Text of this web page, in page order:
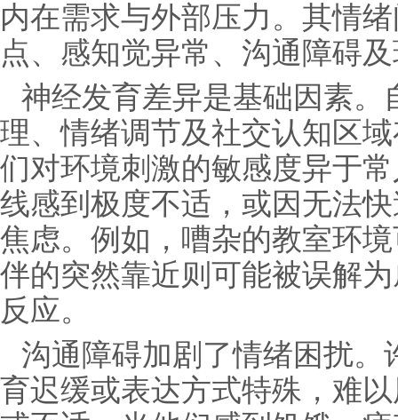
内在需求与外部压力。其情
点、感知觉异常、沟通障碍
神经发育差异是基础因素
理、情绪调节及社交认知区
们对环境刺激的敏感度异于
线感到极度不适，或因无法
焦虑。例如，嘈杂的教室环
伴的突然靠近则可能被误解
反应。
沟通障碍加剧了情绪困扰
育迟缓或表达方式特殊，难